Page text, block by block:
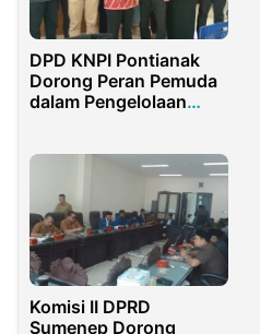
DPD KNPI Pontianak
Dorong Peran Pemuda
dalam Pengelolaan
Komisi II DPRD
Sumenep Dorong